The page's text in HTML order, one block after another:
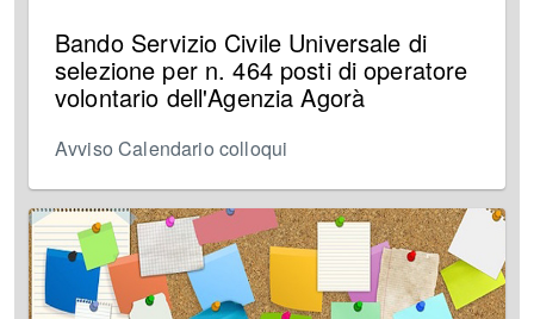
Bando Servizio Civile Universale di
selezione per n. 464 posti di operatore
volontario dell'Agenzia Agorà
Avviso Calendario colloqui